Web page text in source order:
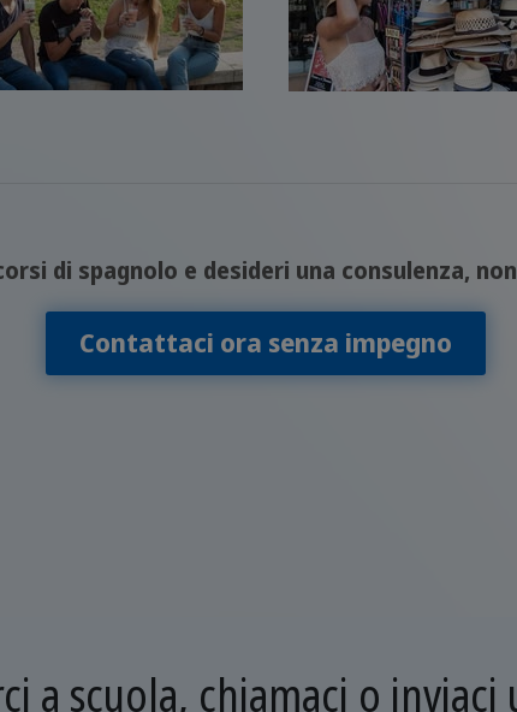
di spagnolo e desideri una consulenza,
Contattaci ora senza impegno
a scuola, chiamaci o inviaci